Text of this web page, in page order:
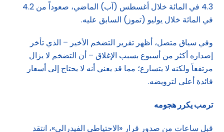
4.3 في المائة خلال أغسطس (آب) الماضي، صعوداً من 4.2
في المائة خلال يوليو (تموز) السابق عليه.
وفي سياق متصل، أظهر تقرير التضخم الأخير – الذي تأخر
إصداره أكثر من أسبوع بسبب الإغلاق – أن التضخم لا يزال
مرتفعاً ولكنه لا يتسارع؛ مما قد يعني أنه لا يحتاج إلى أسعار
فائدة أعلى لترويضه.
ترمب يكرر هجومه
قبل ساعات من صدور قرار «الاحتياطي الفيدرالي»، انتقد